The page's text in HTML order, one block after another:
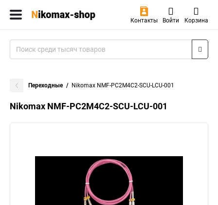
Контакты Войти Корзина
Переходные Nikomax NMF-PC2M4C2-SCU-LCU-001
Nikomax NMF-PC2M4C2-SCU-LCU-001